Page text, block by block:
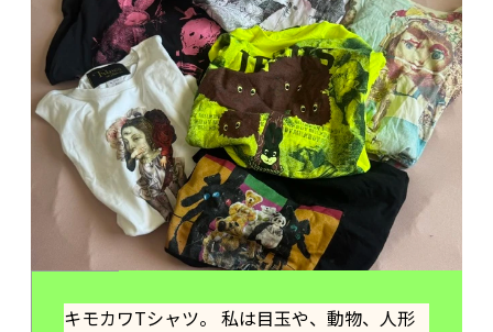
キモカワTシャツ。 私は目玉や、動物、人形